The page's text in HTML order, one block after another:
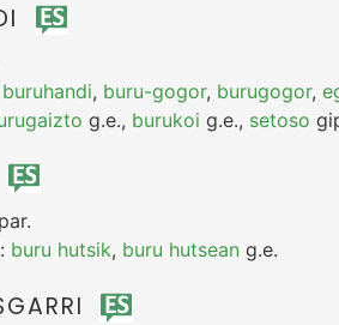
buruhandi, buru-gogor, burugogor,
g.e., burukoi g.e., setoso
buru hutsik, buru hutsean g.e.